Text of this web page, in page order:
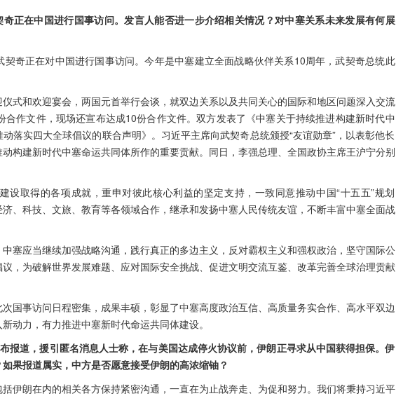
正在中国进行国事访问。发言人能否进一步介绍相关情况？对中塞关系未来发展有何展
奇正在对中国进行国事访问。今年是中塞建立全面战略伙伴关系10周年，武契奇总统此
式和欢迎宴会，两国元首举行会谈，就双边关系以及共同关心的国际和地区问题深入交流
作文件，现场还宣布达成10份合作文件。双方发表了《中塞关于持续推进构建新时代中
落实四大全球倡议的联合声明》。习近平主席向武契奇总统颁授“友谊勋章”，以表彰他长
构建新时代中塞命运共同体所作的重要贡献。同日，李强总理、全国政协主席王沪宁分别
设取得的各项成就，重申对彼此核心利益的坚定支持，一致同意推动中国“十五五”规划
、科技、文旅、教育等各领域合作，继承和发扬中塞人民传统友谊，不断丰富中塞全面战
塞应当继续加强战略沟通，践行真正的多边主义，反对霸权主义和强权政治，坚守国际公
，为破解世界发展难题、应对国际安全挑战、促进文明交流互鉴、改革完善全球治理贡献
国事访问日程密集，成果丰硕，彰显了中塞高度政治互信、高质量务实合作、高水平双边
动力，有力推进中塞新时代命运共同体建设。
报道，援引匿名消息人士称，在与美国达成停火协议前，伊朗正寻求从中国获得担保。伊
果报道属实，中方是否愿意接受伊朗的高浓缩铀？
伊朗在内的相关各方保持紧密沟通，一直在为止战奔走、为促和努力。我们将秉持习近平